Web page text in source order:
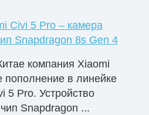
Civi 5 Pro – камера
Snapdragon 8s Gen 4
компания Xiaomi
пополнение в линейке
5 Pro. Устройство
Snapdragon ...